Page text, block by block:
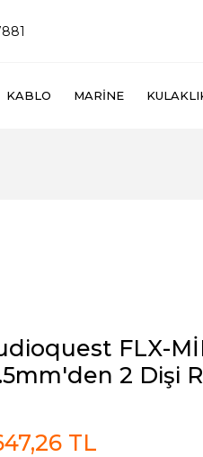
KABLO MARINE
FLX-
2 Dişi
TL